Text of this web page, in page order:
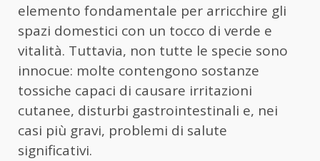
elemento fondamentale per arricchire gli
spazi domestici con un tocco di verde e
vitalità. Tuttavia, non tutte le specie sono
innocue: molte contengono sostanze
tossiche capaci di causare irritazioni
cutanee, disturbi gastrointestinali e, nei
casi più gravi, problemi di salute
significativi.